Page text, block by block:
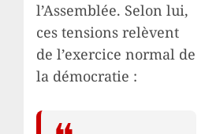
l’Assemblée. Selon lui,
ces tensions relèvent
de l’exercice normal de
la démocratie :